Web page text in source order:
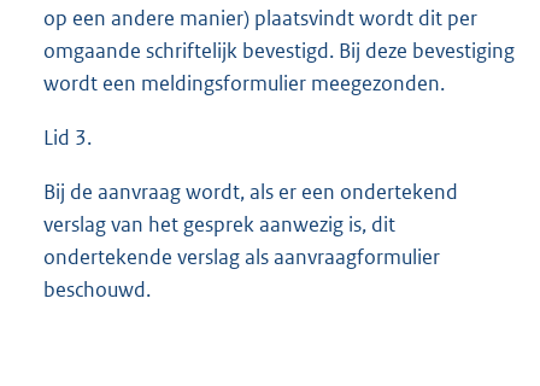
op een andere manier) plaatsvindt wordt dit per
omgaande schriftelijk bevestigd. Bij deze bevestiging
wordt een meldingsformulier meegezonden.
Lid 3.
Bij de aanvraag wordt, als er een ondertekend
verslag van het gesprek aanwezig is, dit
ondertekende verslag als aanvraagformulier
beschouwd.